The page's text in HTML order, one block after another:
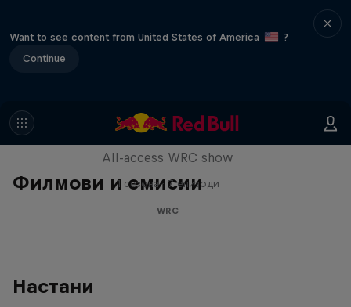
Want to see content from United States of America
?
Continue
Филмови и емисии
More Than Machine
All-access WRC show
1 сезона · 7 епизоди
WRC
Настани